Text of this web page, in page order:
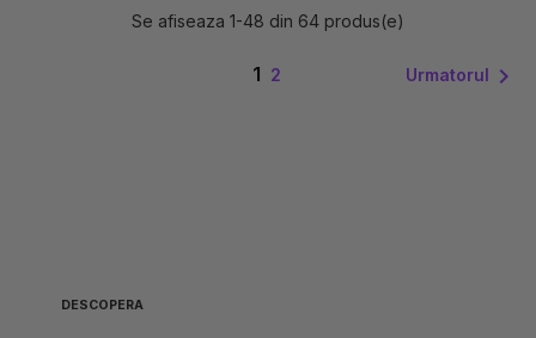
Se afiseaza 1-48 din 64 produs(e)
1 2 Urmatorul 
DESCOPERA